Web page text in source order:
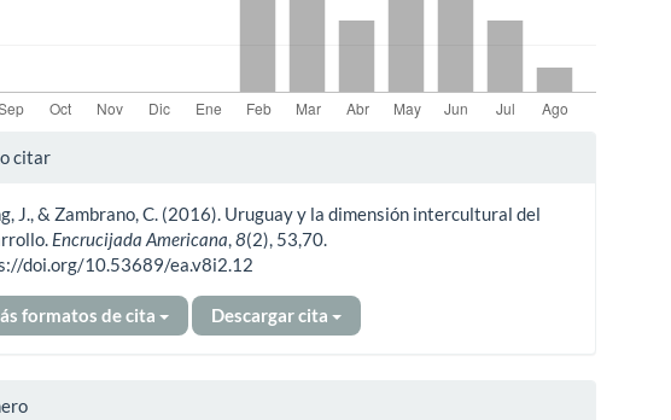
citar
J., & Zambrano, C. (2016). Uruguay y la dimensión intercultural del
Encrucijada Americana,8(2), 53,70.
doi.org/10.53689/ea.v8i2.12
formatos de cita Descargar cita